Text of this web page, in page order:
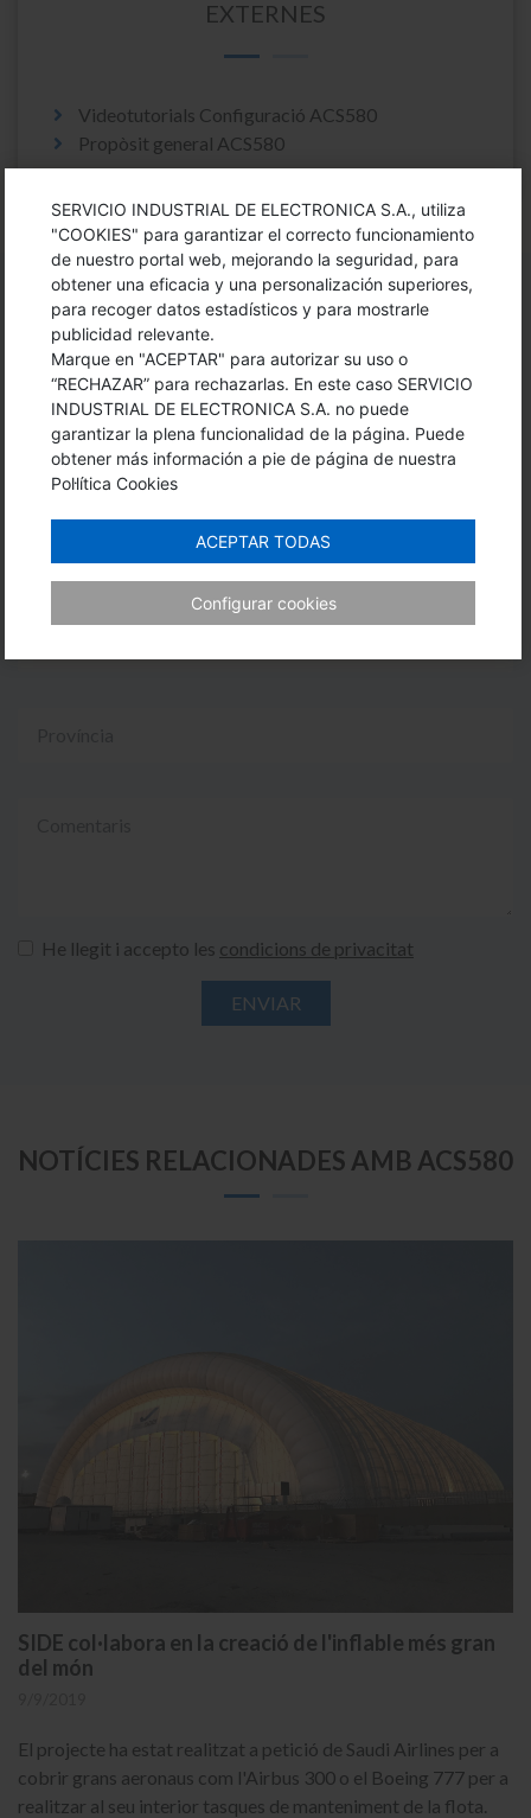
EXTERNES
Videotutorials Configuració ACS580
Propòsit general ACS580
DEIXA'NS LES TEVES DADES I ET
CONTACTAREM
He llegit i accepto les condicions de privacitat
NOTÍCIES RELACIONADES AMB ACS580
SIDE col·labora en la creació de l'inflable més gran
del món
El projecte ha estat realitzat a petició de Saudi Airlines per a
cobrir grans aeronaus com l'Airbus 300 o el Boeing 777 per a
realitzar al seu interior tasques de manteniment de la flota.
SERVICIO INDUSTRIAL DE ELECTRONICA S.A., utiliza
"COOKIES" para garantizar el correcto funcionamiento
de nuestro portal web, mejorando la seguridad, para
obtener una eficacia y una personalización superiores,
para recoger datos estadísticos y para mostrarle
publicidad relevante.
Marque en "ACEPTAR" para autorizar su uso o
“RECHAZAR” para rechazarlas. En este caso SERVICIO
INDUSTRIAL DE ELECTRONICA S.A. no puede
garantizar la plena funcionalidad de la página. Puede
obtener más información a pie de página de nuestra
Pol·lítica Cookies
ACEPTAR TODAS
Configurar cookies